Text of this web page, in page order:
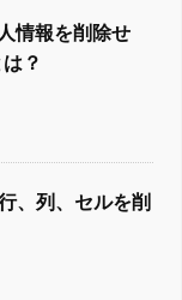
情報を削除せ
？
、列、セルを削